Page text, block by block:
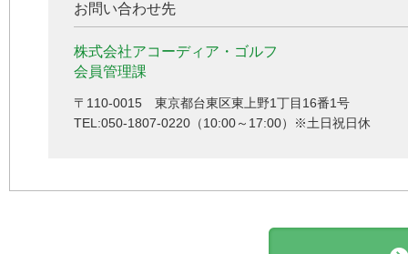
お問い合わせ先
株式会社アコーディア・ゴルフ
会員管理課
〒110-0015 東京都台東区東上野1丁目16番1号
TEL:050-1807-0220（10:00～17:00）※土日祝日休